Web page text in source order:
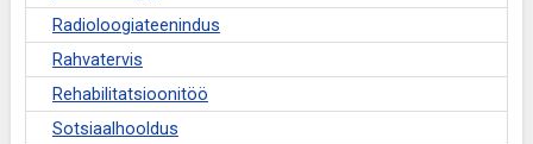
Radioloogiateenindus
Rahvatervis
Rehabilitatsioonitöö
Sotsiaalhooldus